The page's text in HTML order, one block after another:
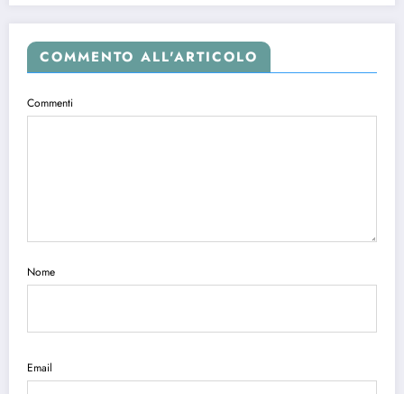
COMMENTO ALL'ARTICOLO
Commenti
Nome
Email